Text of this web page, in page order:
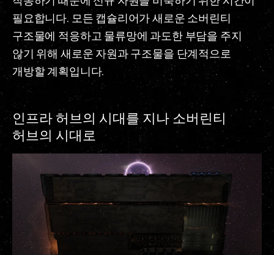
필요합니다. 모든 캡슐리어가 새로운 소버린티
구조물에 적응하고 물류망에 과도한 부담을 주지
않기 위해 새로운 자원과 구조물을 단계적으로
개방할 계획입니다.
인프라 허브의 시대를 지나 소버린티
허브의 시대로